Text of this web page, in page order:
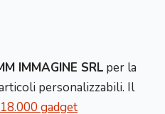
IMMAGINE SRL per la
personalizzabili. Il
18.000 gadget